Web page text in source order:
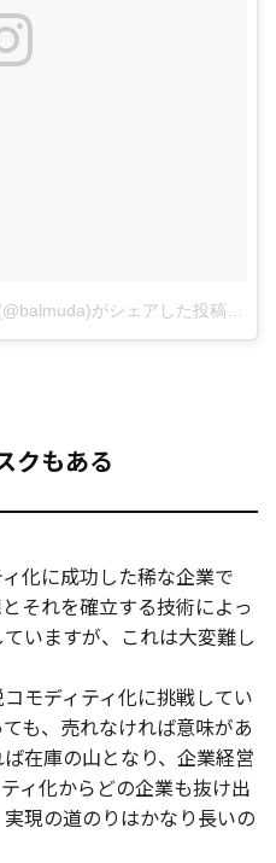
クもある
化に成功した稀な企業で
それを確立する技術によっ
いますが、これは大変難し
モディティ化に挑戦してい
も、売れなければ意味があ
在庫の山となり、企業経営
ィ化からどの企業も抜け出
現の道のりはかなり長いの